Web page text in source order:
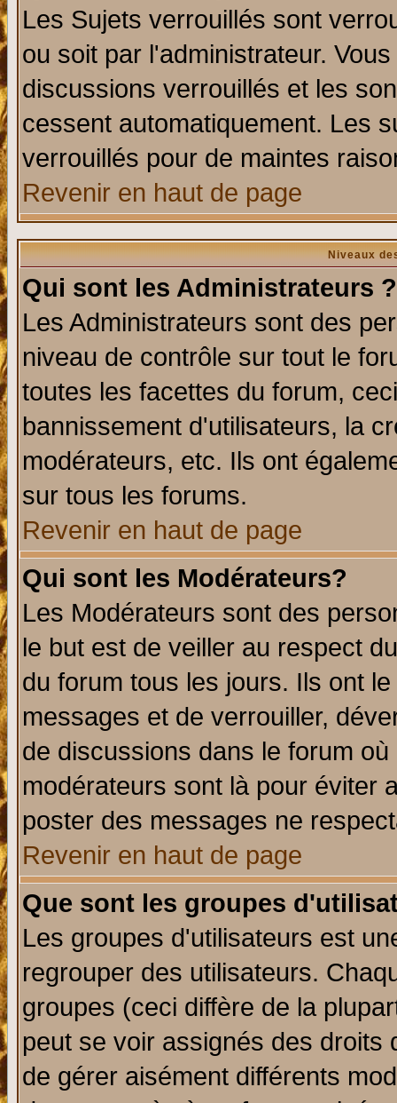
Les Sujets verrouillés sont
ou soit par l'administrateur.
discussions verrouillés et les
cessent automatiquement. Les
verrouillés pour de maintes
Revenir en haut de page
Niveaux
Qui sont les Administrateurs ?
Les Administrateurs sont des
niveau de contrôle sur tout le
toutes les facettes du forum,
bannissement d'utilisateurs, la
modérateurs, etc. Ils ont
sur tous les forums.
Revenir en haut de page
Qui sont les Modérateurs?
Les Modérateurs sont des
le but est de veiller au respect
du forum tous les jours. Ils ont
messages et de verrouiller,
de discussions dans le forum
modérateurs sont là pour éviter
poster des messages ne
Revenir en haut de page
Que sont les groupes
Les groupes d'utilisateurs est
regrouper des utilisateurs.
groupes (ceci diffère de la
peut se voir assignés des
de gérer aisément différents